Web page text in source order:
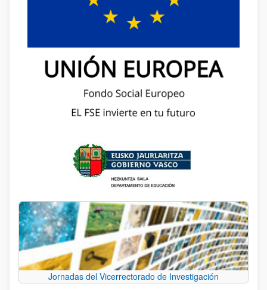
Jornadas del Vicerrectorado de Investigación